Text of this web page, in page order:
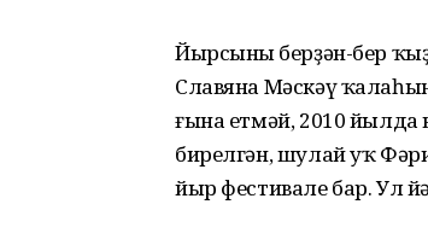
Йырсының берҙән-бер
Славяна Мәскәү
ғына етмәй, 2010 йылда
бирелгән, шулай уҡ
йыр фестивале бар. Ул